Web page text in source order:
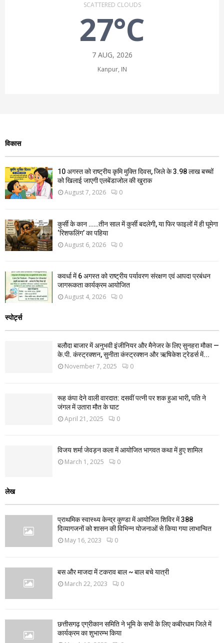
SCATTERED CLOUDS
27°C
7 AUG, 2026
Kanpur, IN
विकास
10 अगस्त को राष्ट्रीय कृमि मुक्ति दिवस, जिले के 3.98 लाख बच्चों
को खिलाई जाएगी एलबेंडाजोल की खुराक
August 7, 2026 0
कुर्सी के कान ……तीन साल में कुर्सी बदलेगी, या फिर फाइलों में ही घूमेगा
‘रिशफलिंग’ का पहिया
August 6, 2026 0
कवर्धा में 6 अगस्त को राष्ट्रीय पर्यावरण संरक्षण एवं आपदा प्रबंधन
जागरूकता कार्यक्रम आयोजित
August 4, 2026 0
स्पोर्ट्स
बलौदा बाजार में अनुभवी इंजीनियर और मैनेजर के लिए सुनहरा मौका —
के.पी. कंस्ट्रक्शन, सुनीता कंस्ट्रक्शन और ऋषिकेश ट्रेडर्स में...
November 7, 2025 0
रूह कंपा देने वाली वारदात: दसवीं पत्नी पर शक हुआ भारी, पति ने
जंगल में उतारा मौत के घाट
April 21, 2025 0
विजय शर्मा जेवड़न कला में आयोजित भागवत कथा में हुए शामिल
March 1, 2025 0
लेख
प्राथमिक स्वास्थ्य केन्द्र कुण्डा में आयोजित शिविर में 388
दिव्यागजनों को शासन की विभिन्न योजनाओं से किया गया लाभान्वित
May 16, 2023 0
बस और माजदा में टकराव बाल ~ बाल बचे यात्री
March 22, 2023 0
छत्तीसगढ़ एग्रीकान समिति ने भूमि के सभी के लिए कबीरधाम जिले में
कार्यक्रम का शुभारम्भ किया